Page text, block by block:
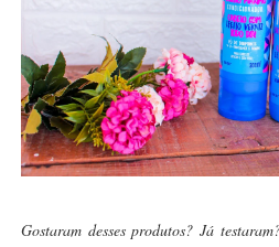
Gostaram desses produtos? Já